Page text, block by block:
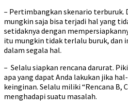
– Pertimbangkan skenario terburuk.
mungkin saja bisa terjadi hal yang
setidaknya dengan
itu mungkin tidak terlalu buruk, dan
dalam segala hal.
– Selalu siapkan rencana darurat.
apa yang dapat Anda lakukan jika
keinginan. Selalu miliki “Rencana B,
menghadapi suatu masalah.